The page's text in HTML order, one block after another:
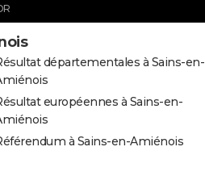
départementales à Sains-en-
européennes à Sains-en-
à Sains-en-Amiénois